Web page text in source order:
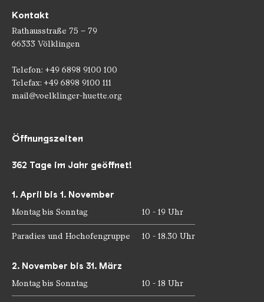
Kontakt
Rathausstraße 75 – 79
66333 Völklingen
Telefon: +49 6898 9100 100
Telefax: +49 6898 9100 111
mail@voelklinger-huette.org
Öffnungszeiten
362 Tage im Jahr geöffnet!
1. April bis 1. November
Montag bis Sonntag 10 - 19 Uhr
Paradies und Hochofengruppe 10 - 18.30 Uhr
2. November bis 31. März
Montag bis Sonntag 10 - 18 Uhr